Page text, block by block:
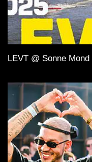
LEVT @ Sonne